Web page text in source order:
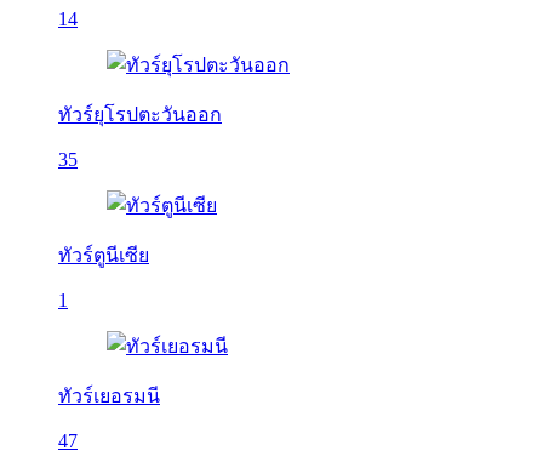
14
ทัวร์ยุโรปตะวันออก
35
ทัวร์ตูนีเซีย
1
ทัวร์เยอรมนี
47